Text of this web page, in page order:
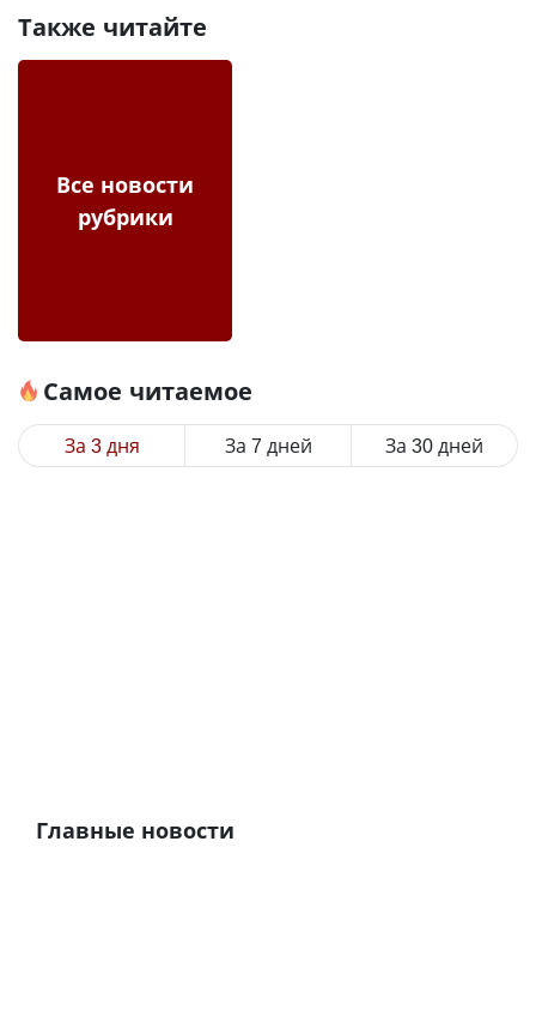
Также читайте
Все новости
рубрики
Самое читаемое
За 3 дня За 7 дней За 30 дней
Главные новости